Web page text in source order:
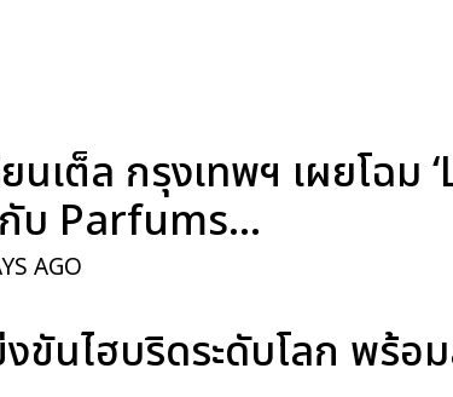
นเต็ล กรุงเทพฯ เผยโฉ
บ Parfums...
AGO
งขันไฮบริดระดับโลก พร้